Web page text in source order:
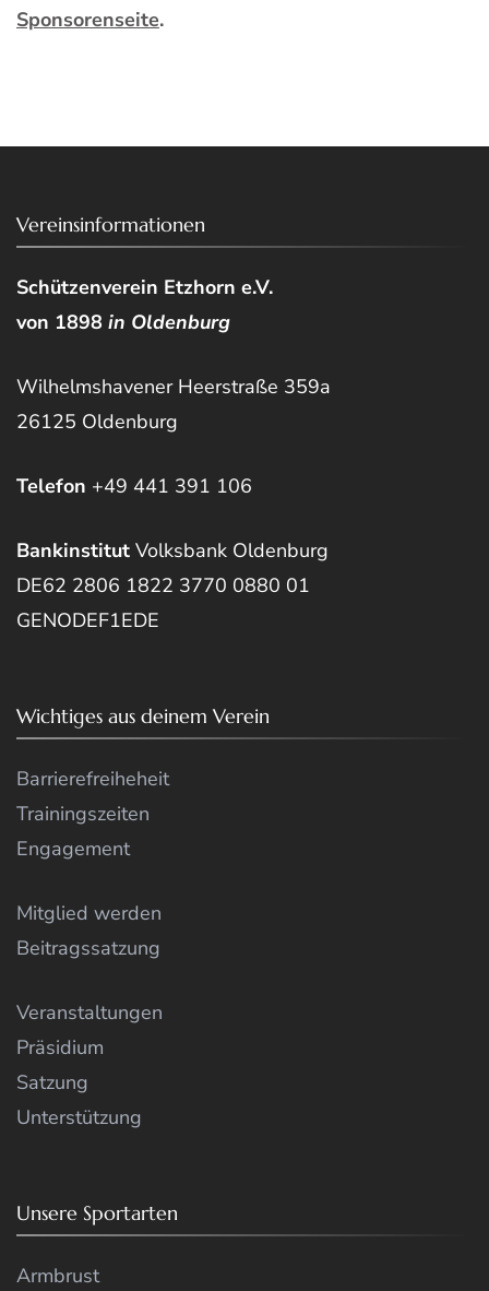
Sponsorenseite.
Vereinsinformationen
Schützenverein Etzhorn e.V.
von 1898 in Oldenburg
Wilhelmshavener Heerstraße 359a
26125 Oldenburg
Telefon +49 441 391 106
Bankinstitut Volksbank Oldenburg
DE62 2806 1822 3770 0880 01
GENODEF1EDE
Wichtiges aus deinem Verein
Barrierefreiheheit
Trainingszeiten
Engagement
Mitglied werden
Beitragssatzung
Veranstaltungen
Präsidium
Satzung
Unterstützung
Unsere Sportarten
Armbrust